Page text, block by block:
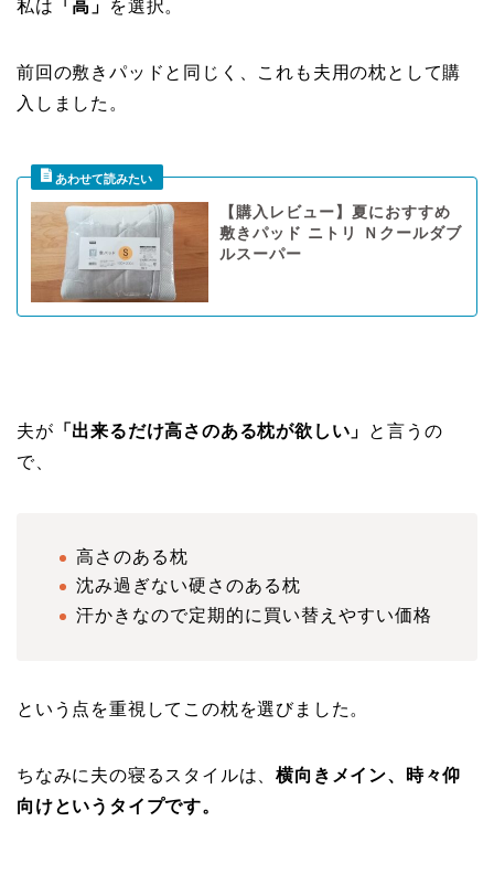
私は 「高」 を選択。
前回の敷きパッドと同じく、これも夫用の枕として購
入しました。
【購入レビュー】夏におすすめ
敷きパッド ニトリ Ｎクールダブ
ルスーパー
夫が 「出来るだけ高さのある枕が欲しい」
と言うの
で、
高さのある枕
沈み過ぎない硬さのある枕
汗かきなので定期的に買い替えやすい価格
という点を重視してこの枕を選びました。
ちなみに夫の寝るスタイルは、横向きメイン、時々仰
向けというタイプです。